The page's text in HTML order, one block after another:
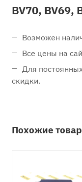
BV70, BV69,
Возможен
Все цены на
Для
скидки.
Похожие